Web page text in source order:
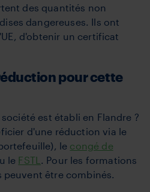
des quantités non
dangereuses. Ils ont
d'obtenir un certificat
pour cette
est établi en Flandre ?
d'une réduction via le
le congé de
le FSTL . Pour les formations
peuvent être combinés.